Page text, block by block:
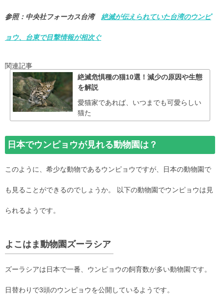
参照：中央社フォーカス台湾 絶滅が伝えられていた台湾のウンピ
ョウ、台東で目撃情報が相次ぐ
関連記事
絶滅危惧種の猫10選！減少の原因や生態
を解説
愛猫家であれば、いつまでも可愛らしい
猫た
日本でウンピョウが見れる動物園は？
このように、希少な動物であるウンピョウですが、日本の動物園で
も見ることができるのでしょうか。 以下の動物園でウンピョウは見
られるようです。
よこはま動物園ズーラシア
ズーラシアは日本で一番、ウンピョウの飼育数が多い動物園です。
日替わりで3頭のウンピョウを公開しているようです。